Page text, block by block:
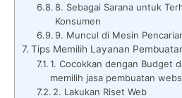
8. Sebagai Sarana untuk
Konsumen
9. Muncul di Mesin
Tips Memilih Layanan
1. Cocokkan dengan Budget
memilih jasa pembuatan
2. Lakukan Riset Web